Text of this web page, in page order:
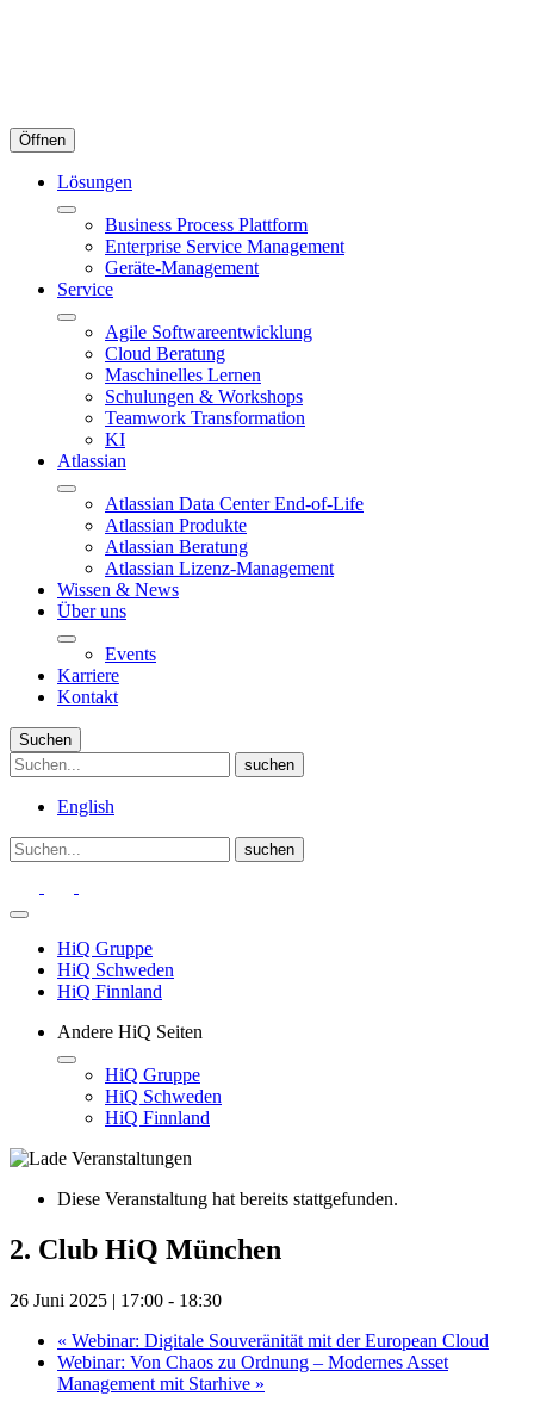
Öffnen
Lösungen
Business Process Plattform
Enterprise Service Management
Geräte-Management
Service
Agile Softwareentwicklung
Cloud Beratung
Maschinelles Lernen
Schulungen & Workshops
Teamwork Transformation
KI
Atlassian
Atlassian Data Center End-of-Life
Atlassian Produkte
Atlassian Beratung
Atlassian Lizenz-Management
Wissen & News
Über uns
Events
Karriere
Kontakt
Suchen
English
HiQ Gruppe
HiQ Schweden
HiQ Finnland
Andere HiQ Seiten
HiQ Gruppe
HiQ Schweden
HiQ Finnland
Diese Veranstaltung hat bereits stattgefunden.
2. Club HiQ München
26 Juni 2025 | 17:00 - 18:30
« Webinar: Digitale Souveränität mit der European Cloud
Webinar: Von Chaos zu Ordnung – Modernes Asset
Management mit Starhive »